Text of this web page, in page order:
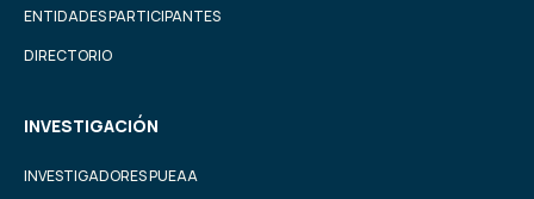
ENTIDADES PARTICIPANTES
DIRECTORIO
INVESTIGACIÓN
INVESTIGADORES PUEAA